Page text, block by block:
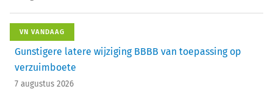
VN VANDAAG
Gunstigere latere wijziging BBBB van toepassing op
verzuimboete
7 augustus 2026